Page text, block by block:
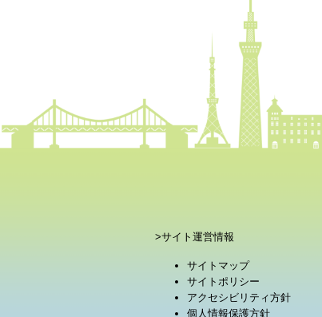
>サイト運営情報
サイトマップ
サイトポリシー
アクセシビリティ方針
個人情報保護方針